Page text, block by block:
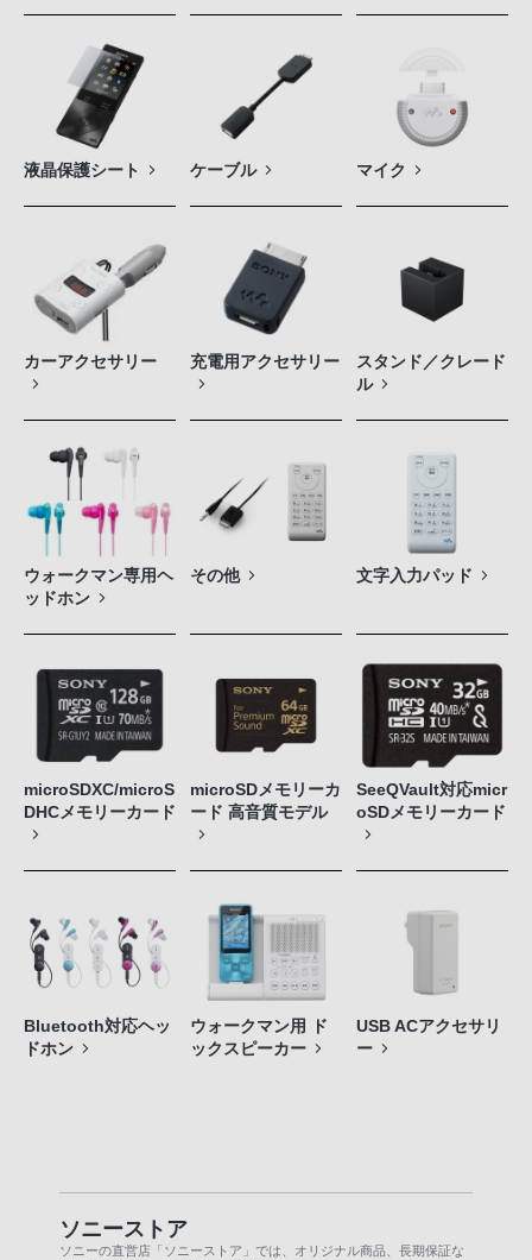
液晶保護シート ケーブル マイク
カーアクセサリー 充電用アクセサリー
スタンド／クレード
ル
ウォークマン専用ヘ
ッドホン
その他 文字入力パッド
microSDXC/microS
DHCメモリーカード
microSDメモリーカ
ード 高音質モデル
SeeQVault対応micr
oSDメモリーカード
Bluetooth対応ヘッ
ドホン
ウォークマン用 ド
ックスピーカー
USB ACアクセサリ
ー
ソニーストア
ソニーの直営店「ソニーストア」では、オリジナル商品、長期保証な